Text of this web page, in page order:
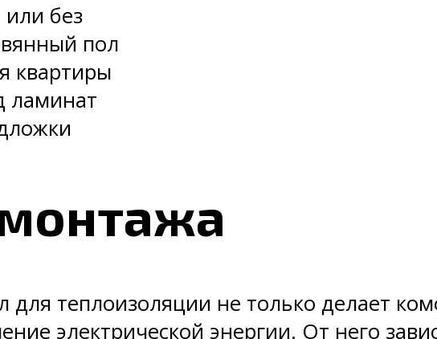
без
пол
квартиры
ламинат
теплоизоляции не только делает
электрической энергии. От него